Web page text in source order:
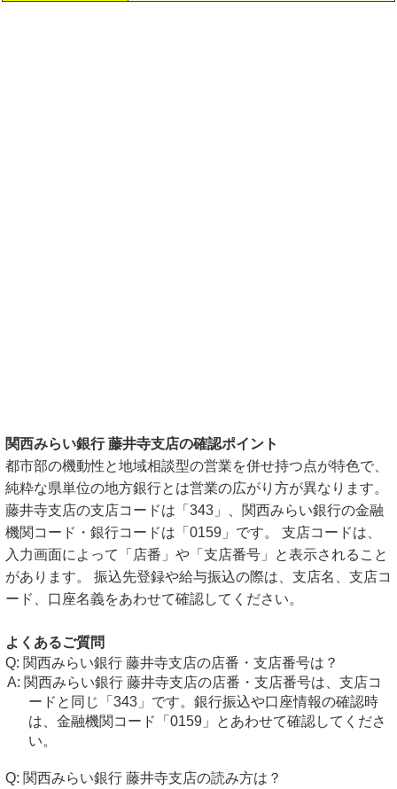
関西みらい銀行 藤井寺支店の確認ポイント
都市部の機動性と地域相談型の営業を併せ持つ点が特色で、
純粋な県単位の地方銀行とは営業の広がり方が異なります。
藤井寺支店の支店コードは「343」、関西みらい銀行の金融
機関コード・銀行コードは「0159」です。 支店コードは、
入力画面によって「店番」や「支店番号」と表示されること
があります。 振込先登録や給与振込の際は、支店名、支店コ
ード、口座名義をあわせて確認してください。
よくあるご質問
関西みらい銀行 藤井寺支店の店番・支店番号は？
関西みらい銀行 藤井寺支店の店番・支店番号は、支店コ
ードと同じ「343」です。銀行振込や口座情報の確認時
は、金融機関コード「0159」とあわせて確認してくださ
い。
関西みらい銀行 藤井寺支店の読み方は？